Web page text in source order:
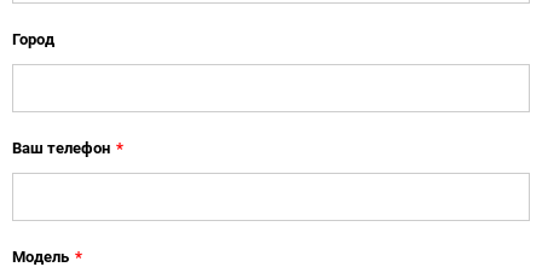
Город
Ваш телефон *
Модель *